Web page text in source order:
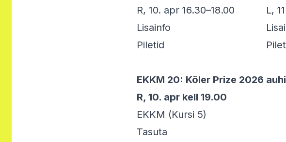
R, 10. apr 16.30–18.00
Lisainfo
Piletid
L,
EKKM 20: Köler Prize 2026
R, 10. apr kell 19.00
EKKM (Kursi 5)
Tasuta